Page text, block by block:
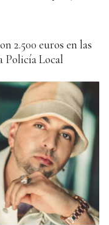
2.500 euros en las
Policía Local